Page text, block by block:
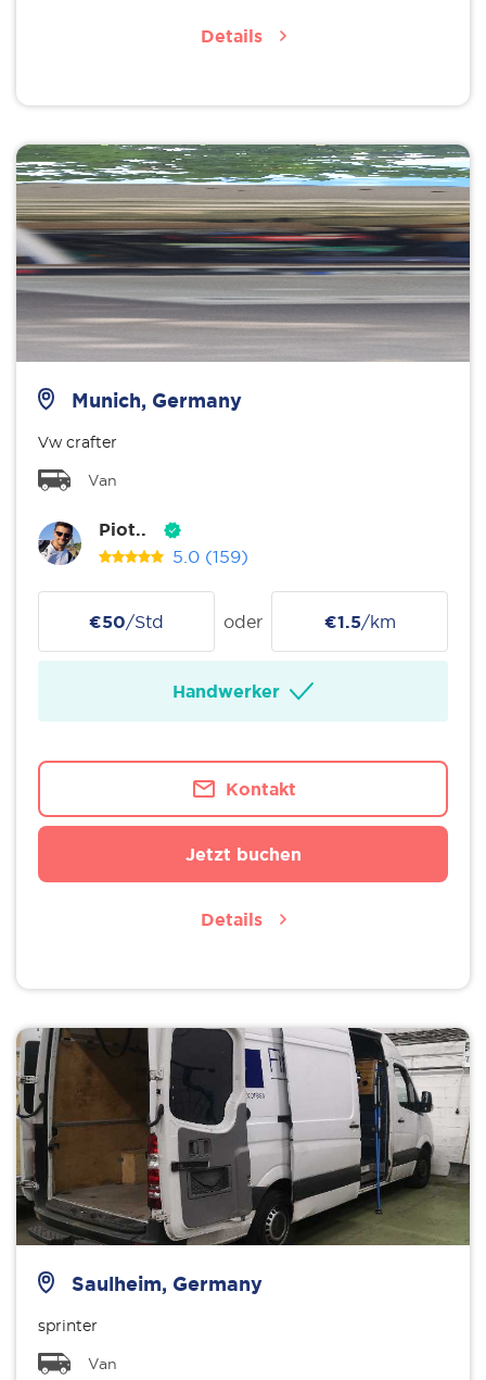
Details
Munich, Germany
Vw crafter
Van
Piot..
5.0 (159)
€50/Std oder €1.5/km
Handwerker
Kontakt
Jetzt buchen
Details
Saulheim, Germany
sprinter
Van